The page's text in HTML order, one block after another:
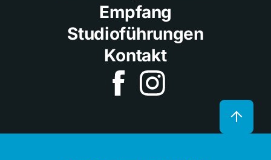
Empfang
Studioführungen
Kontakt